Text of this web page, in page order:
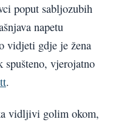
poput sabljozubih
napetu
vidjeti gdje je žena
spušteno, vjerojatno
.
vidljivi golim okom,